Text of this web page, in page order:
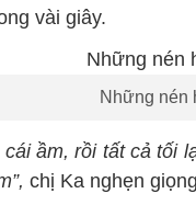
vài giây.
Những nén
cái ầm, rồi tất cả tối
chị Ka nghẹn